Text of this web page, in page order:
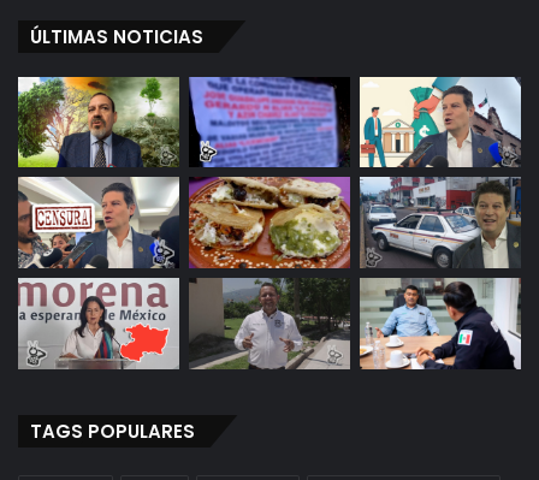
ÚLTIMAS NOTICIAS
TAGS POPULARES